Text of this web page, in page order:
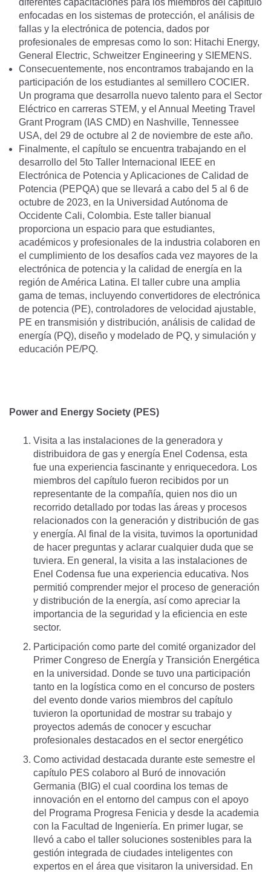
diferentes capacitaciones para los miembros del capítulo
enfocadas en los sistemas de protección, el análisis de
fallas y la electrónica de potencia, dados por
profesionales de empresas como lo son: Hitachi Energy,
General Electric, Schweitzer Engineering y SIEMENS.
Consecuentemente, nos encontramos trabajando en la
participación de los estudiantes al semillero COCIER.
Un programa que desarrolla nuevo talento para el Sector
Eléctrico en carreras STEM, y el Annual Meeting Travel
Grant Program (IAS CMD) en Nashville, Tennessee
USA, del 29 de octubre al 2 de noviembre de este año.
Finalmente, el capítulo se encuentra trabajando en el
desarrollo del 5to Taller Internacional IEEE en
Electrónica de Potencia y Aplicaciones de Calidad de
Potencia (PEPQA) que se llevará a cabo del 5 al 6 de
octubre de 2023, en la Universidad Autónoma de
Occidente Cali, Colombia. Este taller bianual
proporciona un espacio para que estudiantes,
académicos y profesionales de la industria colaboren en
el cumplimiento de los desafíos cada vez mayores de la
electrónica de potencia y la calidad de energía en la
región de América Latina. El taller cubre una amplia
gama de temas, incluyendo convertidores de electrónica
de potencia (PE), controladores de velocidad ajustable,
PE en transmisión y distribución, análisis de calidad de
energía (PQ), diseño y modelado de PQ, y simulación y
educación PE/PQ.
Power and Energy Society (PES)
Visita a las instalaciones de la generadora y
distribuidora de gas y energía Enel Codensa, esta
fue una experiencia fascinante y enriquecedora. Los
miembros del capítulo fueron recibidos por un
representante de la compañía, quien nos dio un
recorrido detallado por todas las áreas y procesos
relacionados con la generación y distribución de gas
y energía. Al final de la visita, tuvimos la oportunidad
de hacer preguntas y aclarar cualquier duda que se
tuviera. En general, la visita a las instalaciones de
Enel Codensa fue una experiencia educativa. Nos
permitió comprender mejor el proceso de generación
y distribución de la energía, así como apreciar la
importancia de la seguridad y la eficiencia en este
sector.
Participación como parte del comité organizador del
Primer Congreso de Energía y Transición Energética
en la universidad. Donde se tuvo una participación
tanto en la logística como en el concurso de posters
del evento donde varios miembros del capítulo
tuvieron la oportunidad de mostrar su trabajo y
proyectos además de conocer y escuchar
profesionales destacados en el sector energético
Como actividad destacada durante este semestre el
capítulo PES colaboro al Buró de innovación
Germania (BIG) el cual coordina los temas de
innovación en el entorno del campus con el apoyo
del Programa Progresa Fenicia y desde la academia
con la Facultad de Ingeniería. En primer lugar, se
llevó a cabo el taller soluciones sostenibles para la
gestión integrada de ciudades inteligentes con
expertos en el área que visitaron la universidad. En